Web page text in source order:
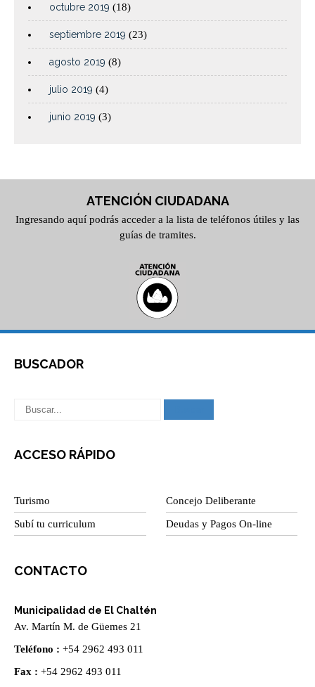
octubre 2019 (18)
septiembre 2019 (23)
agosto 2019 (8)
julio 2019 (4)
junio 2019 (3)
ATENCIÓN CIUDADANA
Ingresando aquí podrás acceder a la lista de teléfonos útiles y las
guías de tramites.
BUSCADOR
ACCESO RÁPIDO
Turismo Concejo Deliberante
Subí tu curriculum Deudas y Pagos On-line
CONTACTO
Municipalidad de El Chaltén
Av. Martín M. de Güemes 21
Teléfono : +54 2962 493 011
Fax : +54 2962 493 011